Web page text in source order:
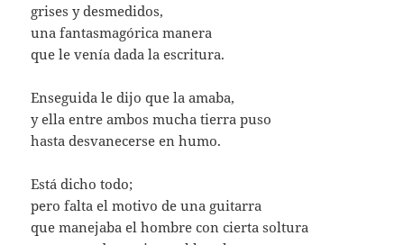
grises y desmedidos,
una fantasmagórica manera
que le venía dada la escritura.
Enseguida le dijo que la amaba,
y ella entre ambos mucha tierra puso
hasta desvanecerse en humo.
Está dicho todo;
pero falta el motivo de una guitarra
que manejaba el hombre con cierta soltura